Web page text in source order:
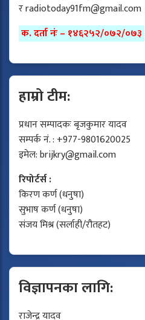
रradiotoday91fm@gmail.com
क. दर्ता नंः – १४६२५२/०७२/०७३
हाम्रो टीम:
प्रधान सम्पादकः बृजकुमार यादव
सम्पर्क नं. : +977-9801620025
इमेल:brijkry@gmail.com
रिपोर्टर्स :
किरण कर्ण (धनुषा)
सुभाष कर्ण (धनुषा)
संजय मिश्र (सर्लाही/रौतहट)
विज्ञापनका लागि:
राजेन्द्र यादव